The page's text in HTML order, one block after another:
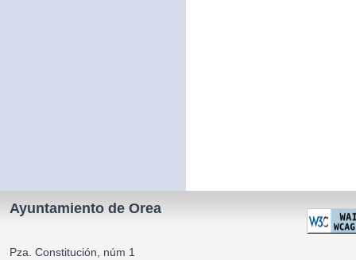
Ayuntamiento de Orea
Pza. Constitución, núm 1